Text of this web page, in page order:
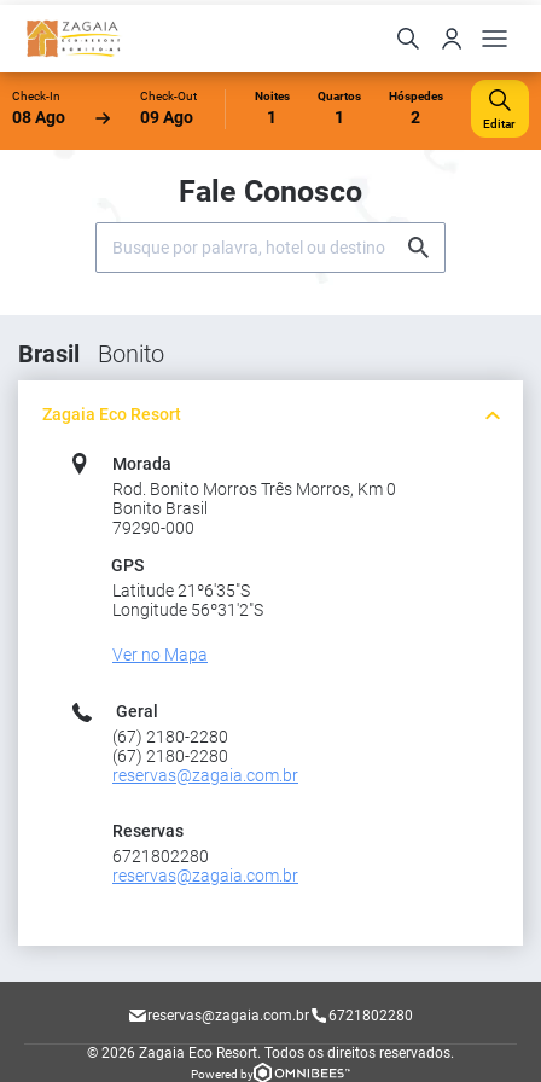
Check-In
08 Ago
Check-Out
09 Ago
Noites
1
Quartos
1
Hóspedes
2 Editar
Fale Conosco
Brasil Bonito
Zagaia Eco Resort
Morada
Rod. Bonito Morros Três Morros, Km 0
Bonito Brasil
79290-000
GPS
Latitude 21º6'35"S
Longitude 56º31'2"S
Ver no Mapa
Geral
(67) 2180-2280
(67) 2180-2280
reservas@zagaia.com.br
Reservas
6721802280
reservas@zagaia.com.br
reservas@zagaia.com.br 6721802280
© 2026 Zagaia Eco Resort. Todos os direitos reservados.
Powered by